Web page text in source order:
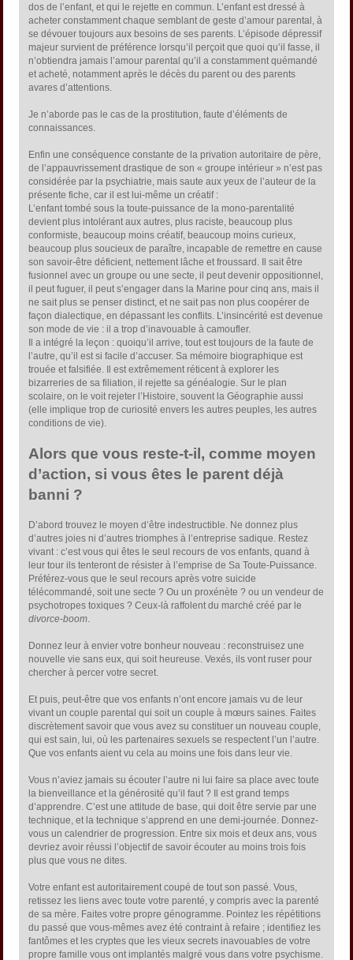
dos de l’enfant, et qui le rejette en commun. L’enfant est dressé à
acheter constamment chaque semblant de geste d’amour parental, à
se dévouer toujours aux besoins de ses parents. L’épisode dépressif
majeur survient de préférence lorsqu’il perçoit que quoi qu’il fasse, il
n’obtiendra jamais l’amour parental qu’il a constamment quémandé
et acheté, notamment après le décès du parent ou des parents
avares d’attentions.
Je n’aborde pas le cas de la prostitution, faute d’éléments de
connaissances.
Enfin une conséquence constante de la privation autoritaire de père,
de l’appauvrissement drastique de son « groupe intérieur » n’est pas
considérée par la psychiatrie, mais saute aux yeux de l’auteur de la
présente fiche, car il est lui-même un créatif :
L’enfant tombé sous la toute-puissance de la mono-parentalité
devient plus intolérant aux autres, plus raciste, beaucoup plus
conformiste, beaucoup moins créatif, beaucoup moins curieux,
beaucoup plus soucieux de paraître, incapable de remettre en cause
son savoir-être déficient, nettement lâche et froussard. Il sait être
fusionnel avec un groupe ou une secte, il peut devenir oppositionnel,
il peut fuguer, il peut s’engager dans la Marine pour cinq ans, mais il
ne sait plus se penser distinct, et ne sait pas non plus coopérer de
façon dialectique, en dépassant les conflits. L’insincérité est devenue
son mode de vie : il a trop d’inavouable à camoufler.
Il a intégré la leçon : quoiqu’il arrive, tout est toujours de la faute de
l’autre, qu’il est si facile d’accuser. Sa mémoire biographique est
trouée et falsifiée. Il est extrêmement réticent à explorer les
bizarreries de sa filiation, il rejette sa généalogie. Sur le plan
scolaire, on le voit rejeter l’Histoire, souvent la Géographie aussi
(elle implique trop de curiosité envers les autres peuples, les autres
conditions de vie).
Alors que vous reste-t-il, comme moyen
d’action, si vous êtes le parent déjà
banni ?
D’abord trouvez le moyen d’être indestructible. Ne donnez plus
d’autres joies ni d’autres triomphes à l’entreprise sadique. Restez
vivant : c’est vous qui êtes le seul recours de vos enfants, quand à
leur tour ils tenteront de résister à l’emprise de Sa Toute-Puissance.
Préférez-vous que le seul recours après votre suicide
télécommandé, soit une secte ? Ou un proxénète ? ou un vendeur de
psychotropes toxiques ? Ceux-là raffolent du marché créé par le
divorce-boom
Donnez leur à envier votre bonheur nouveau : reconstruisez une
nouvelle vie sans eux, qui soit heureuse. Vexés, ils vont ruser pour
chercher à percer votre secret.
Et puis, peut-être que vos enfants n’ont encore jamais vu de leur
vivant un couple parental qui soit un couple à mœurs saines. Faites
discrètement savoir que vous avez su constituer un nouveau couple,
qui est sain, lui, où les partenaires sexuels se respectent l’un l’autre.
Que vos enfants aient vu cela au moins une fois dans leur vie.
Vous n’aviez jamais su écouter l’autre ni lui faire sa place avec toute
la bienveillance et la générosité qu’il faut ? Il est grand temps
d’apprendre. C’est une attitude de base, qui doit être servie par une
technique, et la technique s’apprend en une demi-journée. Donnez-
vous un calendrier de progression. Entre six mois et deux ans, vous
devriez avoir réussi l’objectif de savoir écouter au moins trois fois
plus que vous ne dites.
Votre enfant est autoritairement coupé de tout son passé. Vous,
retissez les liens avec toute votre parenté, y compris avec la parenté
de sa mère. Faites votre propre génogramme. Pointez les répétitions
du passé que vous-mêmes avez été contraint à refaire ; identifiez les
fantômes et les cryptes que les vieux secrets inavouables de votre
propre famille vous ont implantés malgré vous dans votre psychisme.